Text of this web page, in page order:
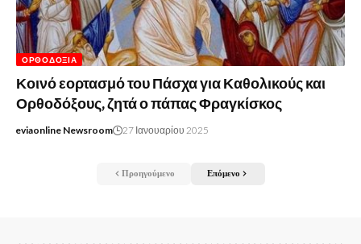
ΟΡΘΟΔΟΞΊΑ
Κοινό εορτασμό του Πάσχα για Καθολικούς και
Ορθοδόξους, ζητά ο πάπας Φραγκίσκος
eviaonline Newsroom 27 Ιανουαρίου 2025
Προηγούμενο Επόμενο